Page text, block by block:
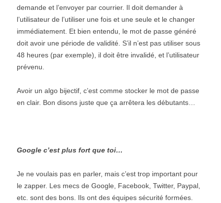
demande et l’envoyer par courrier. Il doit demander à
l’utilisateur de l’utiliser une fois et une seule et le changer
immédiatement. Et bien entendu, le mot de passe généré
doit avoir une période de validité. S’il n’est pas utiliser sous
48 heures (par exemple), il doit être invalidé, et l’utilisateur
prévenu.
Avoir un algo bijectif, c’est comme stocker le mot de passe
en clair. Bon disons juste que ça arrêtera les débutants…
Google c’est plus fort que toi…
Je ne voulais pas en parler, mais c’est trop important pour
le zapper. Les mecs de Google, Facebook, Twitter, Paypal,
etc. sont des bons. Ils ont des équipes sécurité formées.